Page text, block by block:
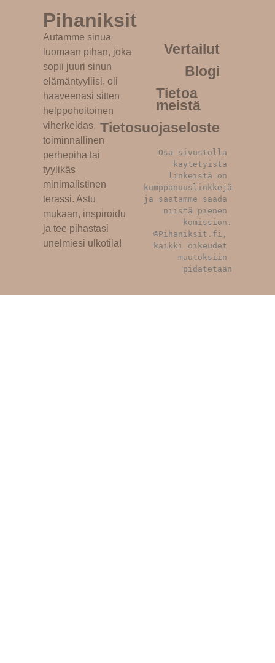
Pihaniksit
Autamme sinua
luomaan pihan, joka
sopii juuri sinun
elämäntyyliisi, oli
haaveenasi sitten
helppohoitoinen
viherkeidas,
toiminnallinen
perhepiha tai
tyylikäs
minimalistinen
terassi. Astu
mukaan, inspiroidu
ja tee pihastasi
unelmiesi ulkotila!
Vertailut
Blogi
Tietoa
meistä
Tietosuojaseloste
Osa sivustolla
käytetyistä
linkeistä on
kumppanuuslinkkejä
ja saatamme saada
niistä pienen
komission.
©Pihaniksit.fi,
kaikki oikeudet
muutoksiin
pidätetään